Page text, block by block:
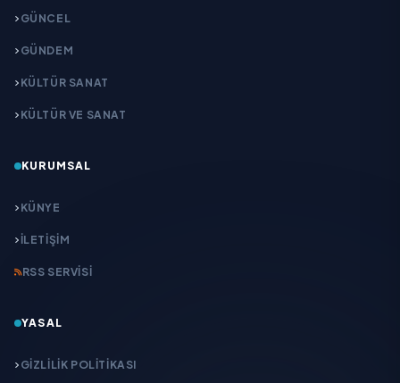
GÜNCEL
GÜNDEM
KÜLTÜR SANAT
KÜLTÜR VE SANAT
KURUMSAL
KÜNYE
İLETIŞIM
RSS SERVISI
YASAL
GIZLILIK POLITIKASI